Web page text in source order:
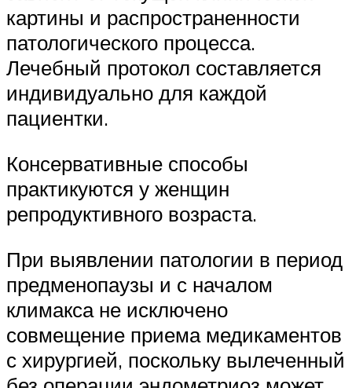
картины и распространенности
патологического процесса.
Лечебный протокол составляется
индивидуально для каждой
пациентки.
Консервативные способы
практикуются у женщин
репродуктивного возраста.
При выявлении патологии в период
предменопаузы и с началом
климакса не исключено
совмещение приема медикаментов
с хирургией, поскольку вылеченный